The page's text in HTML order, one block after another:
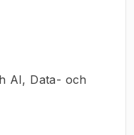
AI, Data- och